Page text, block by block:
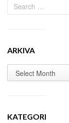
ARKIVA
KATEGORI